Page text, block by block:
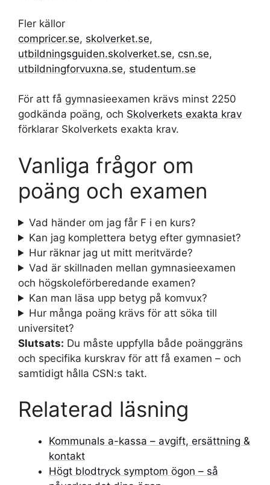
Fler källor
compricer.se, skolverket.se,
utbildningsguiden.skolverket.se, csn.se,
utbildningforvuxna.se, studentum.se
För att få gymnasieexamen krävs minst 2250
godkända poäng, och Skolverkets exakta krav
förklarar Skolverkets exakta krav.
Vanliga frågor om
poäng och examen
Vad händer om jag får F i en kurs?
Kan jag komplettera betyg efter gymnasiet?
Hur räknar jag ut mitt meritvärde?
Vad är skillnaden mellan gymnasieexamen
och högskoleförberedande examen?
Kan man läsa upp betyg på komvux?
Hur många poäng krävs för att söka till
universitet?
Slutsats: Du måste uppfylla både poänggräns
och specifika kurskrav för att få examen – och
samtidigt hålla CSN:s takt.
Relaterad läsning
Kommunals a-kassa – avgift, ersättning &
kontakt
Högt blodtryck symptom ögon – så